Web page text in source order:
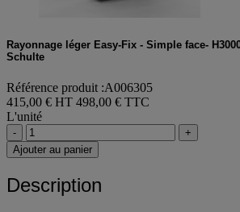
Rayonnage léger Easy-Fix - Simple face-
Schulte
Référence produit :A006305
415,00 € HT 498,00 € TTC
L'unité
-
+
Ajouter au panier
Description